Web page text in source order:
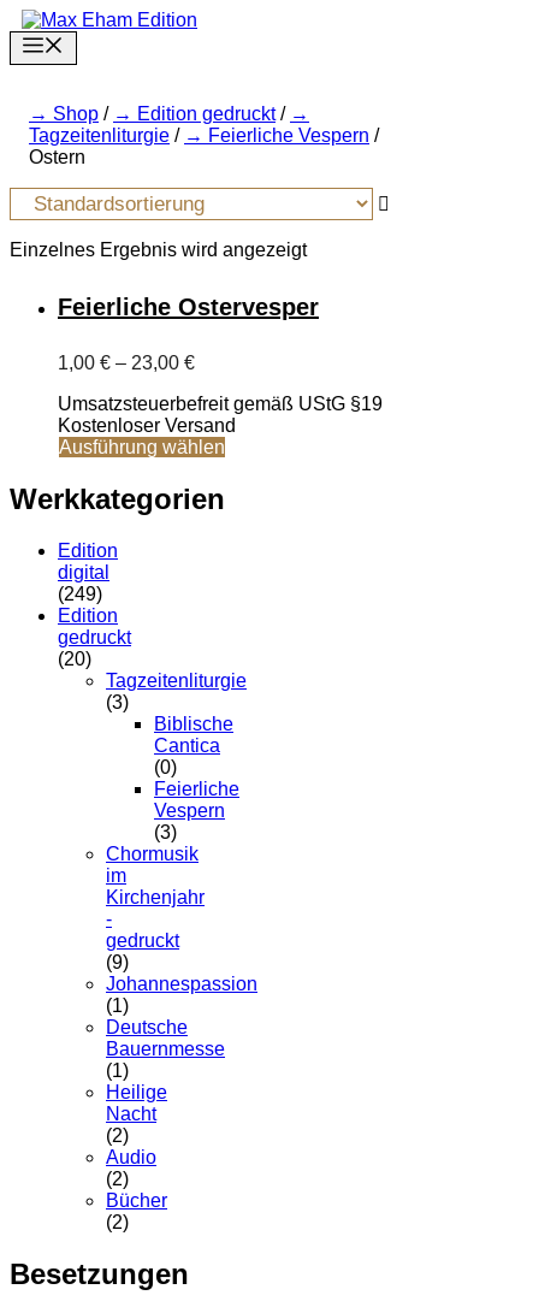
Zum
Inhalt
springen
Shop / Edition gedruckt/
Tagzeitenliturgie / Feierliche Vespern /
Ostern
Einzelnes Ergebnis wird angezeigt
Feierliche Ostervesper
1,00 € – 23,00 €Preisspanne:
bis
23,00 €
Umsatzsteuerbefreit gemäß UStG §19
Kostenloser Versand
Ausführung wählen
Produktseite
werden
Werkkategorien
Edition
digital
(249)
Edition
gedruckt
(20)
Tagzeitenliturgie
(3)
Biblische
Cantica
(0)
Feierliche
Vespern
(3)
Chormusik
im
Kirchenjahr
-
gedruckt
(9)
Johannespassion
(1)
Deutsche
Bauernmesse
(1)
Heilige
Nacht
(2)
Audio
(2)
Bücher
(2)
Besetzungen